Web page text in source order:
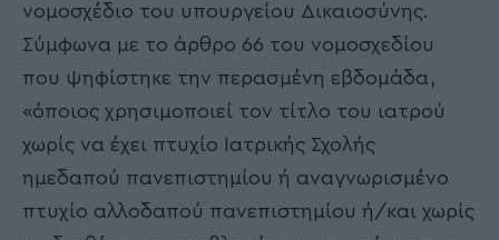
νομοσχέδιο του υπουργείου Δικαιοσύνης.
Σύμφωνα με το άρθρο 66 του νομοσχεδίου
που ψηφίστηκε την περασμένη εβδομάδα,
«όποιος χρησιμοποιεί τον τίτλο του ιατρού
χωρίς να έχει πτυχίο Ιατρικής Σχολής
ημεδαπού πανεπιστημίου ή αναγνωρισμένο
πτυχίο αλλοδαπού πανεπιστημίου ή/και χωρίς